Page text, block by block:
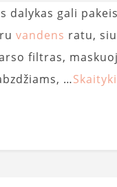
dalykas gali
vandens ratu,
filtras,
…